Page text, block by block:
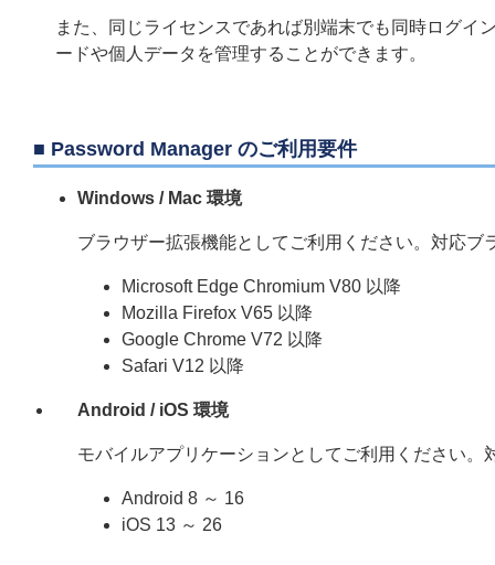
また、同じライセンスであれば別端末でも同時ログイ
ードや個人データを管理することができます。
■ Password Manager のご利用要件
Windows / Mac 環境
ブラウザー拡張機能としてご利用ください。対応ブ
Microsoft Edge Chromium V80 以降
Mozilla Firefox V65 以降
Google Chrome V72 以降
Safari V12 以降
Android / iOS 環境
モバイルアプリケーションとしてご利用ください。
Android 8 ～ 16
iOS 13 ～ 26